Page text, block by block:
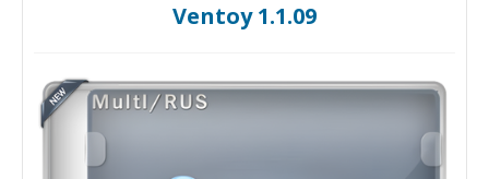
Ventoy 1.1.09